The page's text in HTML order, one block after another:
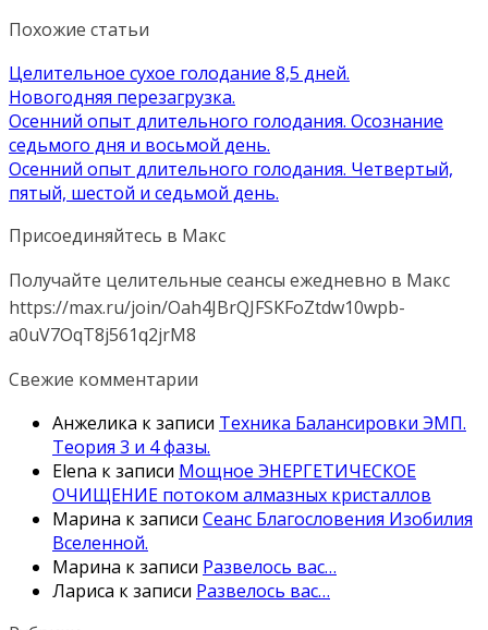
Похожие статьи
Целительное сухое голодание 8,5 дней.
Новогодняя перезагрузка.
Осенний опыт длительного голодания. Осознание
седьмого дня и восьмой день.
Осенний опыт длительного голодания. Четвертый,
пятый, шестой и седьмой день.
Присоединяйтесь в Макс
Получайте целительные сеансы ежедневно в Макс
https://max.ru/join/Oah4JBrQJFSKFoZtdw10wpb-
a0uV7OqT8j561q2jrM8
Свежие комментарии
Анжелика к записи Техника Балансировки ЭМП.
Теория 3 и 4 фазы.
Elena к записи Мощное ЭНЕРГЕТИЧЕСКОЕ
ОЧИЩЕНИЕ потоком алмазных кристаллов
Марина к записи Сеанс Благословения Изобилия
Вселенной.
Марина к записи Развелось вас…
Лариса к записи Развелось вас…